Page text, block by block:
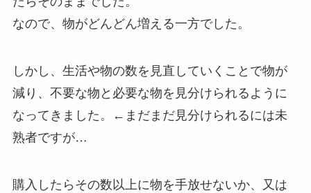
なので、物がどんどん増える一方でした。
しかし、生活や物の数を見直していくことで物が
減り、不要な物と必要な物を見分けられるように
なってきました。←まだまだ見分けられるには未
熟者ですが…
購入したらその数以上に物を手放せないか、又は